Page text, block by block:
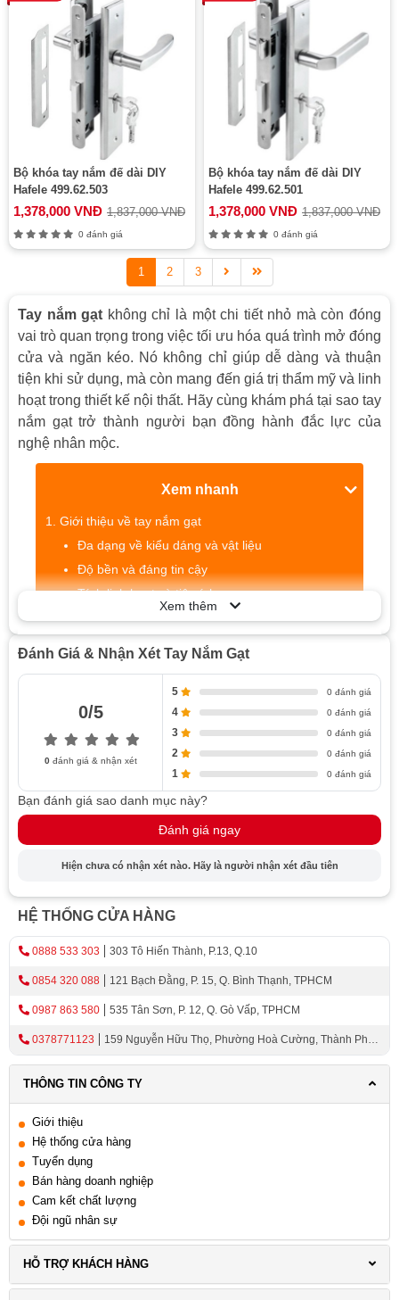
Bộ khóa tay nắm đế dài DIY
Hafele 499.62.503
1,378,000 VNĐ 1,837,000 VNĐ
0 đánh giá
Bộ khóa tay nắm đế dài DIY
Hafele 499.62.501
1,378,000 VNĐ 1,837,000 VNĐ
0 đánh giá
1 2 3
Tay nắm gạt không chỉ là một chi tiết nhỏ mà còn đóng
vai trò quan trọng trong việc tối ưu hóa quá trình mở đóng
cửa và ngăn kéo. Nó không chỉ giúp dễ dàng và thuận
tiện khi sử dụng, mà còn mang đến giá trị thẩm mỹ và linh
hoạt trong thiết kế nội thất. Hãy cùng khám phá tại sao tay
nắm gạt trở thành người bạn đồng hành đắc lực của
nghệ nhân mộc.
Xem nhanh
Giới thiệu về tay nắm gạt
Đa dạng về kiểu dáng và vật liệu
Độ bền và đáng tin cậy
Tính linh hoạt và tiện ích
Chất liệu chế tạo
Kích thước và hình dạng phổ biến
Các mô hình và kiểu dáng
Công dụng của tay nắm gạt
Trên cửa và ngăn kéo
Lựa chọn và sử dụng
Tiêu chí lựa chọn phù hợp
Cách lắp đặt và bảo trì
Giới Thiệu Về Tay Nắm Gạt
Đa dạng về kiểu dáng và vật liệu
Tay nắm gạt hiện nay có sẵn trong nhiều kiểu dáng
và vật liệu khác nhau, từ kim loại, gỗ tự nhiên đến
nhựa và các vật liệu composite. Điều này cho phép
nghệ nhân mộc lựa chọn tay nắm phù hợp với
phong cách thiết kế và yêu cầu công năng của từng
hình dạng đơn giản và đẹp mắt, hoặc lựa chọn
những mẫu tay nắm hiện đại với đường cong và
hoa văn phức tạp.
Độ bền và đáng tin cậy
lực kéo mạnh mẽ trong quá trình sử dụng hàng
Xem thêm
Đánh Giá & Nhận Xét Tay Nắm Gạt
0/5
0đánh giá & nhận xét
5 0 đánh giá
4 0 đánh giá
3 0 đánh giá
2 0 đánh giá
1 0 đánh giá
Bạn đánh giá sao danh mục này?
Đánh giá ngay
Hiện chưa có nhận xét nào. Hãy là người nhận xét đầu tiên
HỆ THỐNG CỬA HÀNG
0888 533 303 303 Tô Hiến Thành, P.13, Q.10
0854 320 088 121 Bạch Đằng, P. 15, Q. Bình Thạnh, TPHCM
0987 863 580 535 Tân Sơn, P. 12, Q. Gò Vấp, TPHCM
0378771123
159 Nguyễn Hữu Thọ, Phường Hoà Cường, Thành Phố
THÔNG TIN CÔNG TY
Giới thiệu
Hệ thống cửa hàng
Tuyển dụng
Bán hàng doanh nghiệp
Cam kết chất lượng
Đội ngũ nhân sự
HỖ TRỢ KHÁCH HÀNG